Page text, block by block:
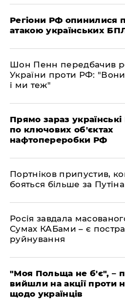
Регіони РФ опинилися
атакою українських
Шон Пенн передбачив
України проти РФ: "Вони
і ми теж"
Прямо зараз
по ключових об'єктах
нафтопереробки РФ
Портніков припустив,
бояться більше за Путіна
Росія завдала
Сумах КАБами – є
руйнування
"Моя Польща не б'є", –
вийшли на акції проти
щодо українців